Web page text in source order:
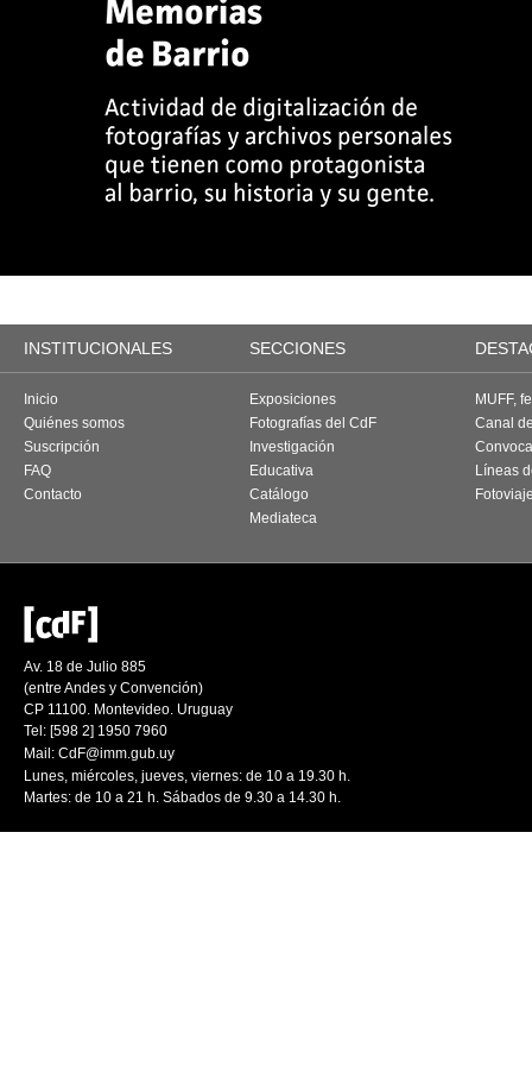
INSTITUCIONALES SECCIONES
Inicio
Quiénes somos
Suscripción
FAQ
Contacto
Exposiciones
Fotografías del CdF
Investigación
Educativa
Catálogo
Mediateca
MUFF,
Canal
Líneas
Av. 18 de Julio 885
(entre Andes y Convención)
CP 11100. Montevideo. Uruguay
Tel: [598 2] 1950 7960
Mail: CdF@imm.gub.uy
Lunes, miércoles, jueves, viernes: de 10 a 19.30 h.
Martes: de 10 a 21 h. Sábados de 9.30 a 14.30 h.